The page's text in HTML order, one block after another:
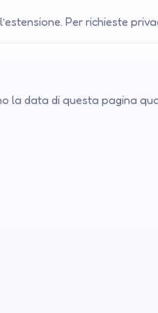
Per richieste
la data di questa pagina